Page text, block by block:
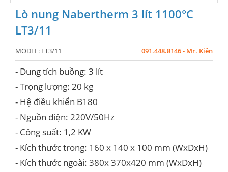
Lò nung Nabertherm 3 lít 1100°C
LT3/11
MODEL: LT3/11 091.448.8146 - Mr. Kiên
- Dung tích buồng: 3 lít
- Trọng lượng: 20 kg
- Hệ điều khiển B180
- Nguồn điện: 220V/50Hz
- Công suất: 1,2 KW
- Kích thước trong: 160 x 140 x 100 mm (WxDxH)
- Kích thước ngoài: 380x 370x420 mm (WxDxH)